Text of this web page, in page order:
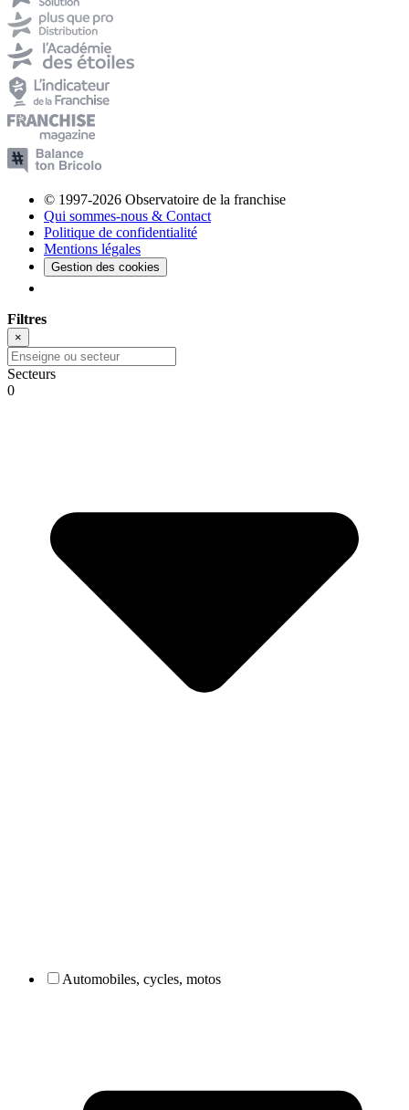
© 1997-2026 Observatoire de la franchise
Qui sommes-nous & Contact
Politique de confidentialité
Mentions légales
Gestion des cookies
Filtres
×
Secteurs
0
Automobiles, cycles, motos